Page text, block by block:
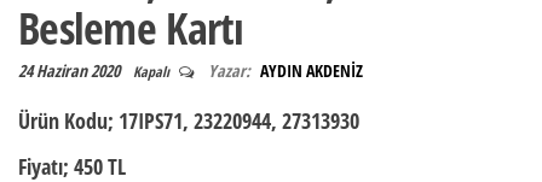
Besleme Kartı
24 Haziran 2020 Kapalı Yazar: AYDIN AKDENİZ
Ürün Kodu; 17IPS71, 23220944, 27313930
Fiyatı; 450 TL